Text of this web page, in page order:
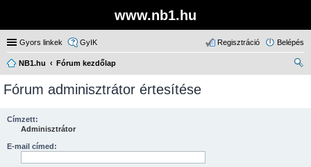
www.nb1.hu
Gyors linkek GyIK Belépés
Regisztráció
NB1.hu
Fórum kezdőlap
Fórum adminisztrátor értesítése
Címzett:
Adminisztrátor
E-mail címed: